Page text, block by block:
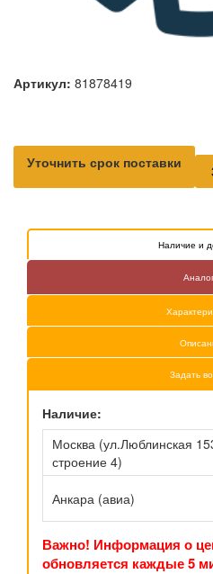
Артикул: 81878419
Уточнить срок поставки
Наличие и
Задать
Наличие:
Москва (ул.Люблинская
строение 4)
Анкара (авиа)
Важно! Информация о
обновляется каждые 5